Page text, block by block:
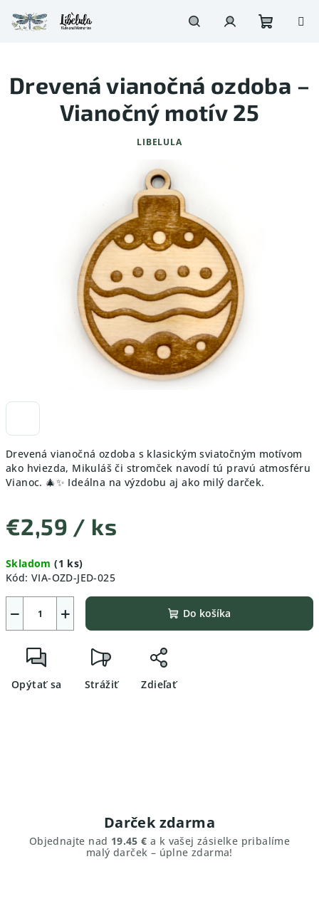
na
obsah
košík
Drevená vianočná ozdoba s klasickým sviatočným motívom
ako hviezda, Mikuláš či stromček navodí tú pravú atmosféru
Vianoc. 🎄✨ Ideálna na výzdobu aj ako milý darček.
€2,59 / ks
cena:
Skladom(1 ks)
Kód: VIA-OZD-JED-025
+
− Do košíka
Opýtať sa Strážiť Zdieľať
Drevená vianočná ozdoba –
Vianočný motív 25
LIBELULA
Darček zdarma
Objednajte nad 19.45 € a k vašej zásielke pribalíme
malý darček – úplne zdarma!